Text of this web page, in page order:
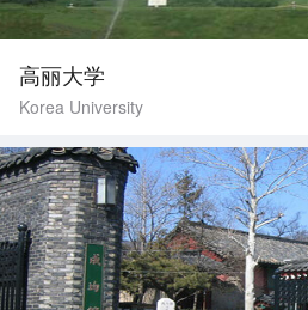
高丽大学
Korea University